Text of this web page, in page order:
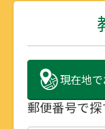
現在地で
郵便番号で探